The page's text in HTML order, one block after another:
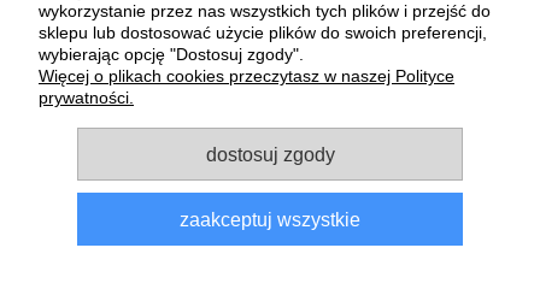
Płatności i dostawa
O nas
Informacje
Sklep dla gołębi E-Golab.pl| NIP: 6492311073 | ul.
wykorzystanie przez nas wszystkich tych plików i przejść do
sklepu lub dostosować użycie plików do swoich preferencji,
wybierając opcję "Dostosuj zgody".
Więcej o plikach cookies przeczytasz w naszej Polityce
prywatności.
dostosuj zgody
zaakceptuj wszystkie